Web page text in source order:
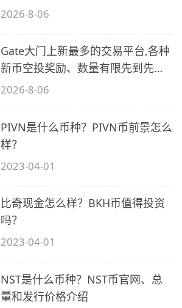
2)
2026-8-06
Gate大门上新最多的交易平台,各种
新币空投奖励、数量有限先到先
得…
2026-8-06
PIVN是什么币种？PIVN币前景怎么
样？
2023-04-01
比奇现金怎么样？BKH币值得投资
吗？
2023-04-01
NST是什么币种？NST币官网、总
量和发行价格介绍